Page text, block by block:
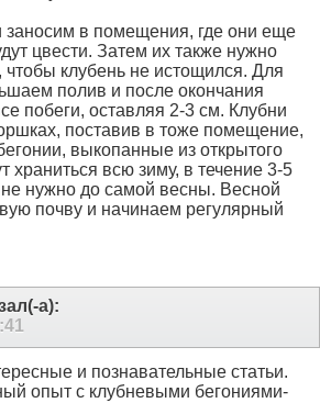
заносим в помещения, где они еще
цвести. Затем их также нужно
чтобы клубень не истощился. Для
полив и после окончания
побеги, оставляя 2-3 см. Клубни
поставив в тоже помещение,
выкопанные из открытого
храниться всю зиму, в течение 3-5
нужно до самой весны. Весной
почву и начинаем регулярный
а):
и познавательные статьи.
опыт с клубневыми бегониями-